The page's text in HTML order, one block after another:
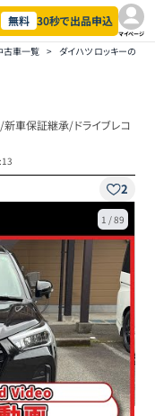
無料 30秒で出品申込
マイページ
古車一覧 > ダイハツ ロッキーの中
車保証継承/ドライブレコ
2
1 /89